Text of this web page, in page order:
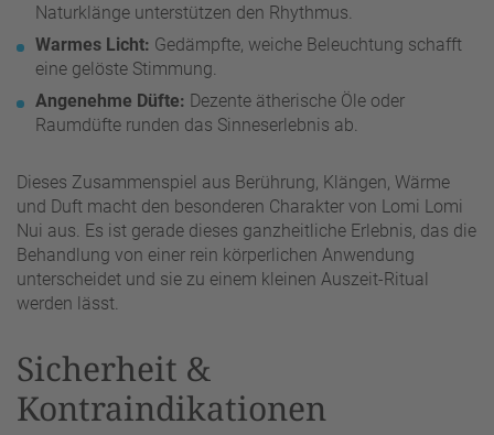
Naturklänge unterstützen den Rhythmus.
Warmes Licht: Gedämpfte, weiche Beleuchtung schafft
eine gelöste Stimmung.
Angenehme Düfte: Dezente ätherische Öle oder
Raumdüfte runden das Sinneserlebnis ab.
Dieses Zusammenspiel aus Berührung, Klängen, Wärme
und Duft macht den besonderen Charakter von Lomi Lomi
Nui aus. Es ist gerade dieses ganzheitliche Erlebnis, das die
Behandlung von einer rein körperlichen Anwendung
unterscheidet und sie zu einem kleinen Auszeit-Ritual
werden lässt.
Sicherheit &
Kontraindikationen